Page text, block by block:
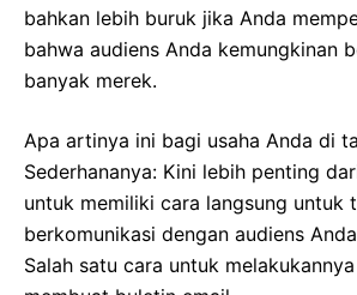
bahkan lebih buruk jika Anda
bahwa audiens Anda kemungkinan
banyak merek.
Apa artinya ini bagi usaha Anda di
Sederhananya: Kini lebih penting
untuk memiliki cara langsung untuk
berkomunikasi dengan audiens
Salah satu cara untuk